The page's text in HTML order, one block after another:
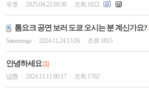
우호
2025.04.22 09:36 조회 1622
톰요크 공연 보러 도쿄 오시는 분 계신가요?
Saturnrings
2024.11.24 13:26 조회 1815
안녕하세요[1]
넵튠
2024.11.11 00:17 조회 1762